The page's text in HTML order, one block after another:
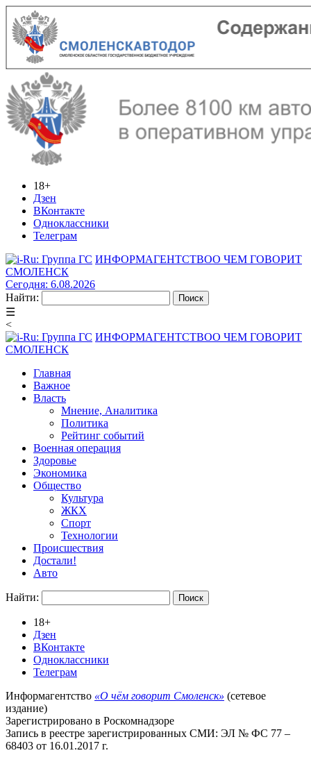
18+
Дзен
ВКонтакте
Одноклассники
Телеграм
ИНФОРМАГЕНТСТВОО ЧЕМ ГОВОРИТ
СМОЛЕНСК
Сегодня: 6.08.2026
Найти:
☰
<
ИНФОРМАГЕНТСТВОО ЧЕМ ГОВОРИТ
СМОЛЕНСК
Главная
Важное
Власть
Мнение, Аналитика
Политика
Рейтинг событий
Военная операция
Здоровье
Экономика
Общество
Культура
ЖКХ
Спорт
Технологии
Происшествия
Достали!
Авто
Найти:
18+
Дзен
ВКонтакте
Одноклассники
Телеграм
Информагентство «О чём говорит Смоленск» (сетевое
издание)
Зарегистрировано в Роскомнадзоре
Запись в реестре зарегистрированных СМИ: ЭЛ № ФС 77 –
68403 от 16.01.2017 г.